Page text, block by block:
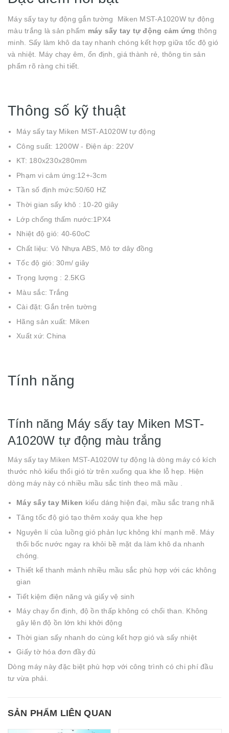
Máy sấy tay tự động gắn tường Miken MST-A1020W tự động
màu trắng là sản phẩm máy sấy tay tự động cảm ứng thông
minh. Sấy làm khô da tay nhanh chóng kết hợp giữa tốc độ gió
và nhiệt. Máy chạy êm, ổn định, giá thành rẻ, thông tin sản
phẩm rõ ràng chi tiết.
Thông số kỹ thuật
Máy sấy tay Miken MST-A1020W tự động
Công suất: 1200W - Điện áp: 220V
KT: 180x230x280mm
Phạm vi cảm ứng:12+-3cm
Tần số định mức:50/60 HZ
Thời gian sấy khô : 10-20 giây
Lớp chống thấm nước:1PX4
Nhiệt độ gió: 40-60oC
Chất liệu: Vỏ Nhựa ABS, Mô tơ dây đồng
Tốc độ gió: 30m/ giây
Trọng lượng : 2.5KG
Màu sắc: Trắng
Cài đặt: Gắn trên tường
Hãng sản xuất: Miken
Xuất xứ: China
Tính năng
Tính năng Máy sấy tay Miken MST-
A1020W tự động màu trắng
Máy sấy tay Miken MST-A1020W tự động là dòng máy có kích
thước nhỏ kiểu thổi gió từ trên xuống qua khe lỗ hẹp. Hiện
dòng máy này có nhiều mầu sắc tính theo mã mầu .
Máy sấy tay Miken kiểu dáng hiện đại, mầu sắc trang nhã
Tăng tốc độ gió tạo thêm xoáy qua khe hẹp
Nguyên lí của luồng gió phản lực không khí mạnh mẽ. Máy
thổi bốc nước ngay ra khỏi bề mặt da làm khô da nhanh
chóng.
Thiết kế thanh mảnh nhiều mầu sắc phù hợp với các không
gian
Tiết kiệm điện năng và giấy vệ sinh
Máy chạy ổn định, độ ồn thấp không có chổi than. Không
gây lên độ ồn lớn khi khởi động
Thời gian sấy nhanh do cùng kết hợp gió và sấy nhiệt
Giấy tờ hóa đơn đầy đủ
Dòng máy này đặc biệt phù hợp với công trình có chi phí đầu
tư vừa phải.
SẢN PHẨM LIÊN QUAN